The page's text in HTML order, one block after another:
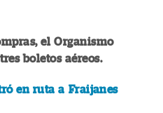
el Organismo
boletos aéreos.
en ruta a Fraijanes